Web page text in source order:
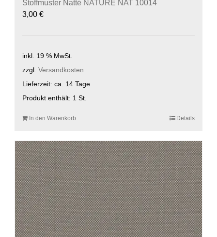
Stoffmuster Natté NATURE NAT 10014
3,00 €
inkl. 19 % MwSt.
zzgl. Versandkosten
Lieferzeit: ca. 14 Tage
Produkt enthält: 1 St.
In den Warenkorb Details